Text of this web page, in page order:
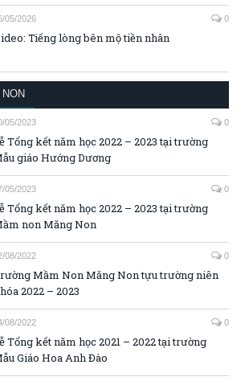
05/2026 0
Tiếng lòng bên mộ tiền nhân
05/2023 0
Tổng kết năm học 2022 – 2023 tại trường
giáo Hướng Dương
05/2023 0
Tổng kết năm học 2022 – 2023 tại trường
non Măng Non
08/2022 0
Mầm Non Măng Non tựu trường niên
2022 – 2023
08/2022 0
Tổng kết năm học 2021 – 2022 tại trường
Giáo Hoa Anh Đào